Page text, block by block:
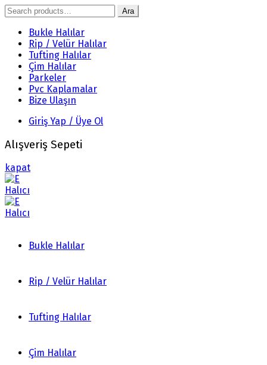
Search
for:
Ara
Bukle Halılar
Rip / Velür Halılar
Tufting Halılar
Çim Halılar
Parkeler
Pvc Kaplamalar
Bize Ulaşın
Giriş Yap / Üye Ol
Alışveriş Sepeti
kapat
Bukle Halılar
Rip / Velür Halılar
Tufting Halılar
Çim Halılar